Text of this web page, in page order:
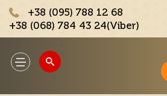
+38 (095) 788 12 68
+38 (068) 784 43 24(Viber)
Toggle
navigation